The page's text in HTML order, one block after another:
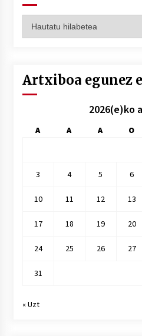
hilez
Artxiboa egunez
2026(e)ko
A A A O
3 4 5 6
10 11 12 13
17 18 19 20
24 25 26 27
31
« Uzt